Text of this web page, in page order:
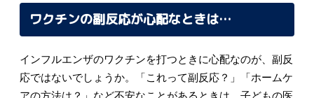
ワクチンの副反応が心配なときは…
インフルエンザのワクチンを打つときに心配なのが、副反
応ではないでしょうか。「これって副反応？」「ホームケ
アの方法は？」など不安なことがあるときは、子どもの医